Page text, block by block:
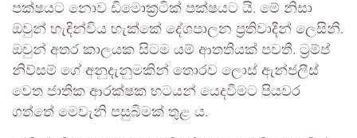
පක්ෂයට නොව ඩිමොක්‍රටික් පක්ෂයට යි. මේ නිසා
ඔවුන් හැඳින්විය හැක්කේ දේශපාලන ප්‍රතිවාදීන් ලෙසිනි.
ඔවුන් අතර කාලයක සිටම යම් ආතතියක් පවතී. ට්‍රම්ප්
නිව්සම් ගේ අනුදැනුමකින් තොරව ලොස් ඇන්ජලීස්
වෙත ජාතික ආරක්ෂක භටයන් යෙදවීමට පියවර
ගත්තේ මෙවැනි පසුබිමක් තුළ ය.